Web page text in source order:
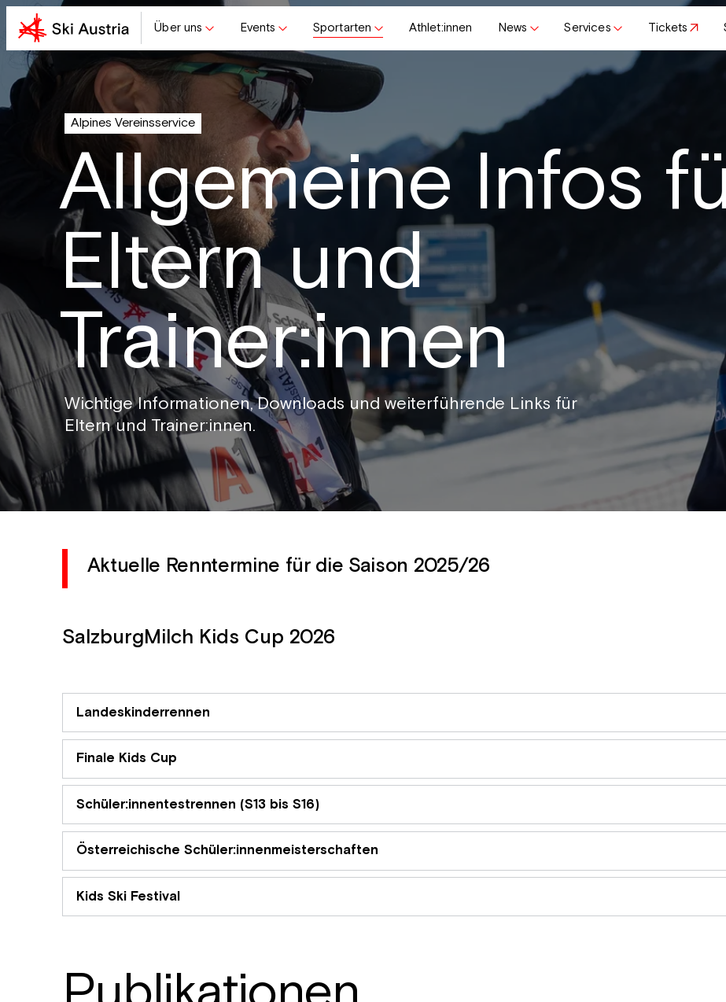
Über uns Events Sportarten Athlet:innen News Services Tickets
Alpines Vereinsservice
Allgemeine Infos
Eltern und
Trainer:innen
Wichtige Informationen, Downloads und weiterführende Links für
Eltern und Trainer:innen.
Aktuelle Renntermine für die Saison 2025/26
SalzburgMilch Kids Cup 2026
Landeskinderrennen
Finale Kids Cup
Schüler:innentestrennen (S13 bis S16)
Österreichische Schüler:innenmeisterschaften
Kids Ski Festival